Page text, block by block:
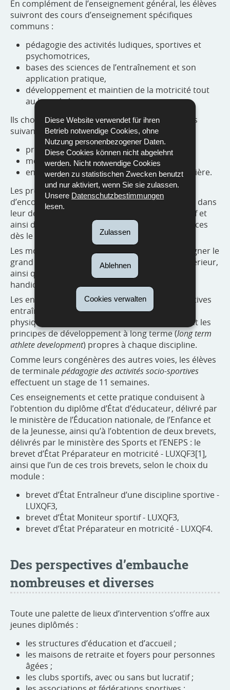
Diese Website verwendet für ihren
Betrieb notwendige Cookies, ohne
Nutzung personenbezogener Daten.
Diese Cookies können nicht abgelehnt
werden. Nicht notwendige Cookies
werden zu statistischen Zwecken benutzt
und nur aktiviert, wenn Sie sie zulassen.
Unsere Datenschutzbestimmungen
lesen.
Zulassen
Ablehnen
Cookies verwalten
En complément de l’enseignement général, les élèves
suivront des cours d’enseignement spécifiques
communs :
pédagogie des activités ludiques, sportives et
psychomotrices,
bases des sciences de l’entraînement et son
application pratique,
développement et maintien de la motricité tout
au long de la vie.
Ils choisiront en outre un module parmi les trois
suivants :
préparateur en motricité,
moniteur sportif,
entraîneur d’une discipline sportive particulière.
Les préparateurs en motricité ont pour mission
d’encourager et guider les enfants de 0 à 12 ans dans
leur développement moteur, physique et sportif et
ainsi d’essayer de prévenir les déficiences motrices
dès le plus jeune âge.
Les moniteurs sportifs ont vocation à accompagner le
grand public dans les salles de fitness ou à l’extérieur,
ainsi que les personnes âgées et les personnes
handicapées.
Les entraîneurs des différentes disciplines sportives
entraînent les sportifs sur les plans technique,
physique, tactique, moteur et mental, en suivant les
principes de développement à long terme (long term
athlete development) propres à chaque discipline.
Comme leurs congénères des autres voies, les élèves
de terminalepédagogie des activités socio-sportives
effectuent un stage de 11 semaines.
Ces enseignements et cette pratique conduisent à
l’obtention du diplôme d’État d’éducateur, délivré par
le ministère de l’Éducation nationale, de l’Enfance et
de la Jeunesse, ainsi qu’à l’obtention de deux brevets,
délivrés par le ministère des Sports et l’ENEPS : le
brevet d’État Préparateur en motricité - LUXQF3[1],
ainsi que l’un de ces trois brevets, selon le choix du
module :
brevet d’État Entraîneur d’une discipline sportive -
LUXQF3,
brevet d’État Moniteur sportif - LUXQF3,
brevet d’État Préparateur en motricité - LUXQF4.
Des perspectives d’embauche
nombreuses et diverses
Toute une palette de lieux d’intervention s’offre aux
jeunes diplômés :
les structures d’éducation et d’accueil ;
les maisons de retraite et foyers pour personnes
âgées ;
les clubs sportifs, avec ou sans but lucratif ;